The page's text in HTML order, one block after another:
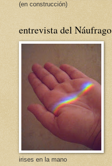
(en construcción)
entrevista del Náufrago
irises en la mano